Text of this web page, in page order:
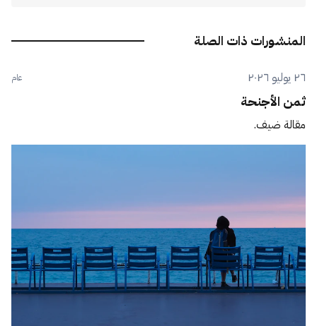
المنشورات ذات الصلة
٢٦ يوليو ٢٠٢٦ عام
ثمن الأجنحة
مقالة ضيف.